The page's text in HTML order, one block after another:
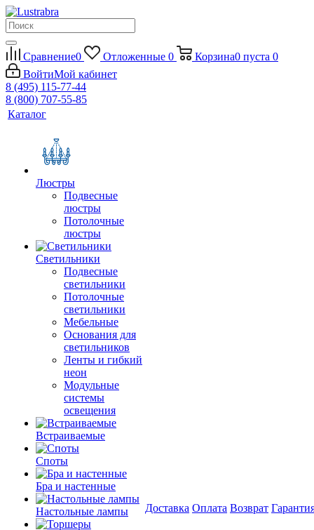
Сравнение0 Отложенные 0 Корзина0 пуста 0
ВойтиМой кабинет
8 (495) 115-77-44
8 (800) 707-55-85
Каталог
Люстры
Подвесные
люстры
Потолочные
люстры
Светильники
Подвесные
светильники
Потолочные
светильники
Мебельные
Основания для
светильников
Ленты и гибкий
неон
Модульные
системы
освещения
Встраиваемые
Споты
Бра и настенные
Настольные лампы Доставка Оплата Возврат